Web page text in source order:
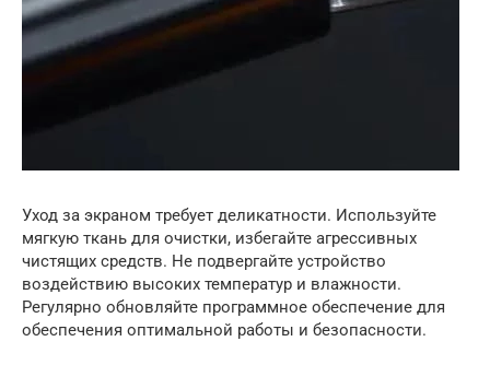
Уход за экраном требует деликатности. Используйте
мягкую ткань для очистки, избегайте агрессивных
чистящих средств. Не подвергайте устройство
воздействию высоких температур и влажности.
Регулярно обновляйте программное обеспечение для
обеспечения оптимальной работы и безопасности.